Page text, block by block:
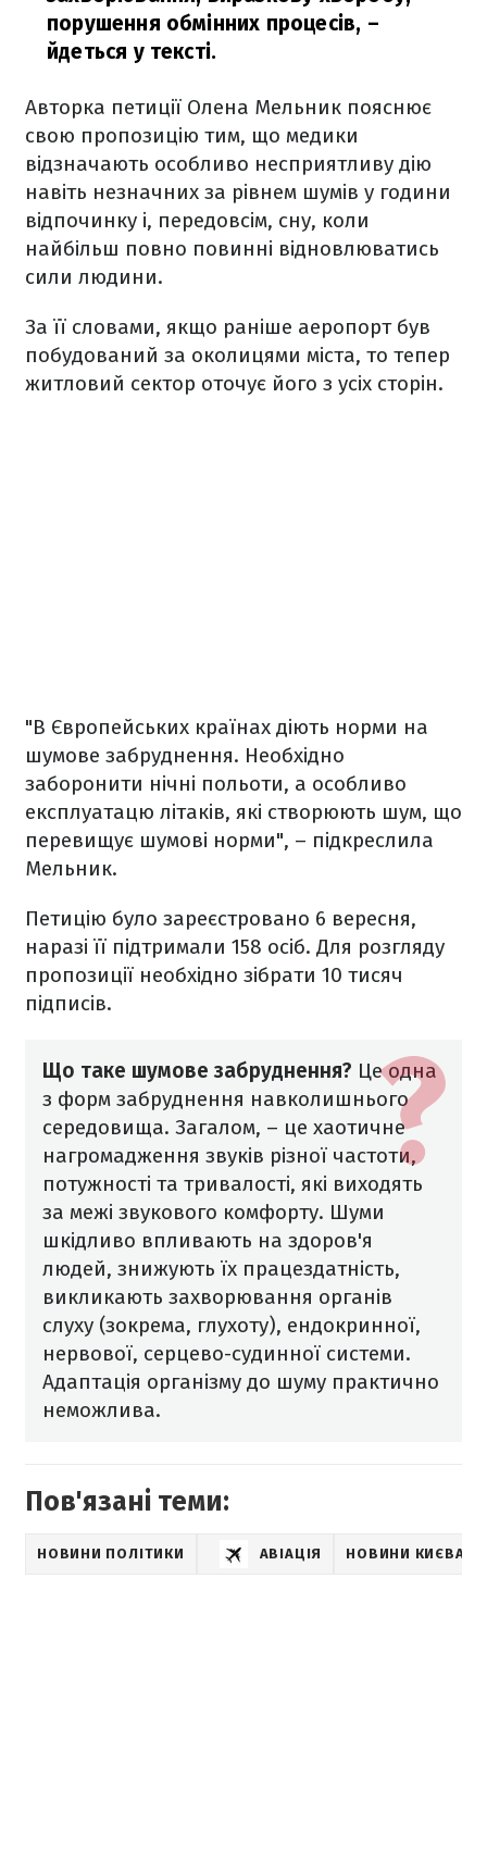
порушення обмінних процесів, –
йдеться у тексті.
Авторка петиції Олена Мельник пояснює
свою пропозицію тим, що медики
відзначають особливо несприятливу дію
навіть незначних за рівнем шумів у години
відпочинку і, передовсім, сну, коли
найбільш повно повинні відновлюватись
сили людини.
За її словами, якщо раніше аеропорт був
побудований за околицями міста, то тепер
житловий сектор оточує його з усіх сторін.
"В Європейських країнах діють норми на
шумове забруднення. Необхідно
заборонити нічні польоти, а особливо
експлуатацю літаків, які створюють шум, що
перевищує шумові норми", – підкреслила
Мельник.
Петицію було зареєстровано 6 вересня,
наразі її підтримали 158 осіб. Для розгляду
пропозиції необхідно зібрати 10 тисяч
підписів.
Що таке шумове забруднення? Це одна
з форм забруднення навколишнього
середовища. Загалом, – це хаотичне
нагромадження звуків різної частоти,
потужності та тривалості, які виходять
за межі звукового комфорту. Шуми
шкідливо впливають на здоров'я
людей, знижують їх працездатність,
викликають захворювання органів
слуху (зокрема, глухоту), ендокринної,
нервової, серцево-судинної системи.
Адаптація організму до шуму практично
неможлива.
Пов'язані теми:
НОВИНИ ПОЛІТИКИ АВІАЦІЯ НОВИНИ КИЄВА